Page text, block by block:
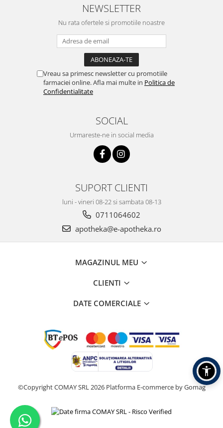
NEWSLETTER
Nu rata ofertele si promotiile noastre
Vreau sa primesc newsletter cu promotiile
farmaciei online. Afla mai multe in Politica de
Confidentialitate
SOCIAL
Urmareste-ne in social media
SUPORT CLIENTI
luni - vineri 08-22 si sambata 08-13
0711064602
apotheka@e-apotheka.ro
MAGAZINUL MEU
CLIENTI
DATE COMERCIALE
©Copyright COMAY SRL 2026 Platforma E-commerce by Gomag